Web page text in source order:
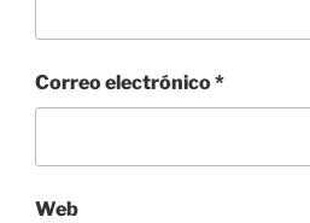
Correo electrónico*
Web